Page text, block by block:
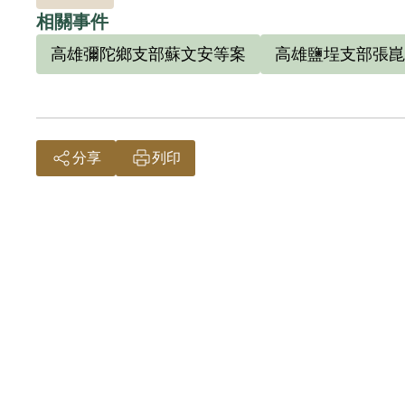
相關事件
高雄彌陀鄉支部蘇文安等案 高雄鹽埕支部張
分享 列印